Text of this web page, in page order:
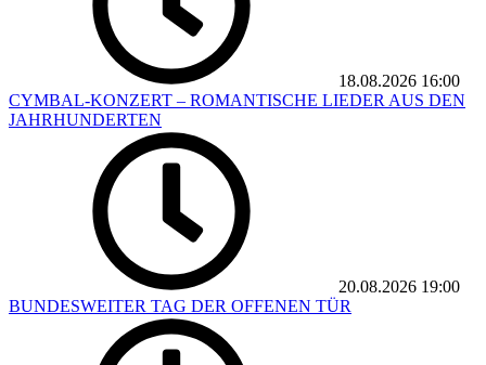
18.08.2026 16:00
CYMBAL-KONZERT – ROMANTISCHE LIEDER AUS DEN
JAHRHUNDERTEN
20.08.2026 19:00
BUNDESWEITER TAG DER OFFENEN TÜR